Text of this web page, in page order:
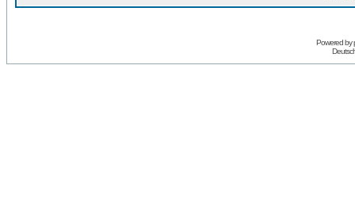
Powered by